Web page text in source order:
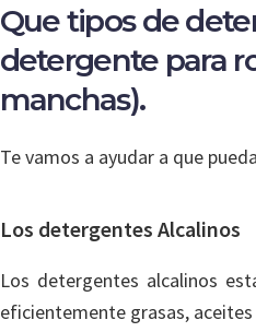
Que tipos de
detergente para
manchas).
Te vamos a ayudar a que
Los detergentes Alcalinos
Los detergentes alcalinos
eficientemente grasas,